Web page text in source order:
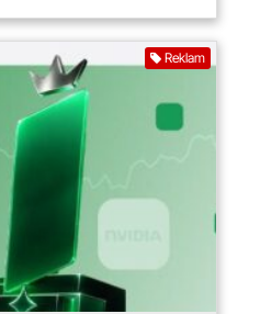
Reklam